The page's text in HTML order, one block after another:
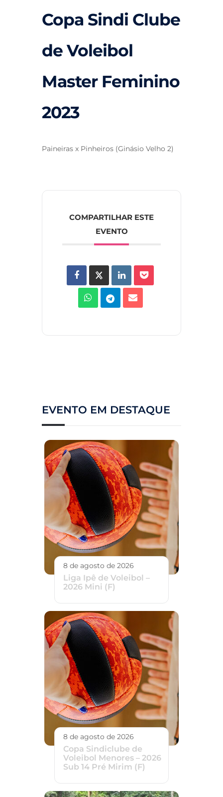
Copa Sindi Clube
de Voleibol
Master Feminino
2023
Paineiras x Pinheiros (Ginásio Velho 2)
COMPARTILHAR ESTE
EVENTO
EVENTO EM DESTAQUE
8 de agosto de 2026
Liga Ipê de Voleibol –
2026 Mini (F)
8 de agosto de 2026
Copa Sindiclube de
Voleibol Menores – 2026
Sub 14 Pré Mirim (F)